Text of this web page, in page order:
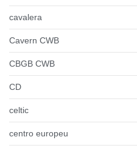
cavalera
Cavern CWB
CBGB CWB
CD
celtic
centro europeu